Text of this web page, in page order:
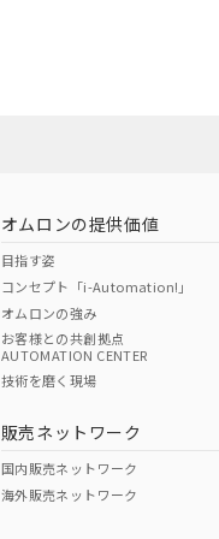
O
オムロンの提供価値
目指す姿
コンセプト「i-Automation!」
オムロンの強み
お客様との共創拠点
AUTOMATION CENTER
技術を磨く現場
販売ネットワーク
国内販売ネットワーク
海外販売ネットワーク